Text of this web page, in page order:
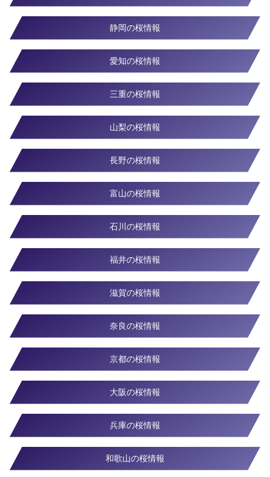
静岡の桜情報
愛知の桜情報
三重の桜情報
山梨の桜情報
長野の桜情報
富山の桜情報
石川の桜情報
福井の桜情報
滋賀の桜情報
奈良の桜情報
京都の桜情報
大阪の桜情報
兵庫の桜情報
和歌山の桜情報